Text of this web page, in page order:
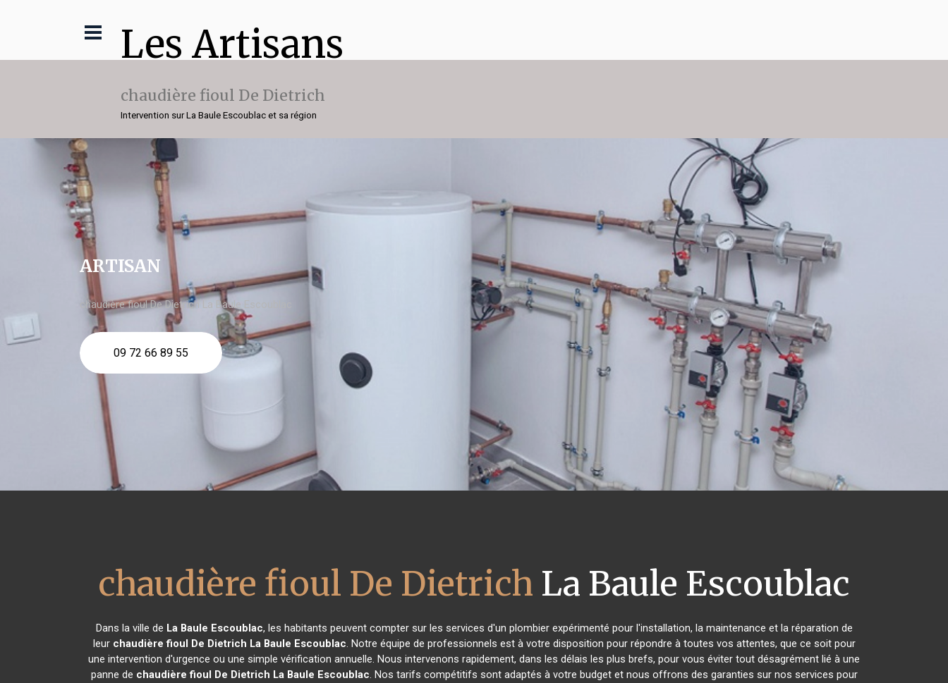
Les Artisans
chaudière fioul De Dietrich
Intervention sur La Baule Escoublac et sa région
ARTISAN
chaudière fioul De Dietrich La Baule Escoublac
09 72 66 89 55
chaudière fioul De Dietrich La Baule Escoublac
Dans la ville de La Baule Escoublac, les habitants peuvent compter sur les services d'un plombier expérimenté pour l'installation, la maintenance et la réparation de
leur chaudière fioul De Dietrich La Baule Escoublac. Notre équipe de professionnels est à votre disposition pour répondre à toutes vos attentes, que ce soit pour
une intervention d'urgence ou une simple vérification annuelle. Nous intervenons rapidement, dans les délais les plus brefs, pour vous éviter tout désagrément lié à une
panne de chaudière fioul De Dietrich La Baule Escoublac. Nos tarifs compétitifs sont adaptés à votre budget et nous offrons des garanties sur nos services pour